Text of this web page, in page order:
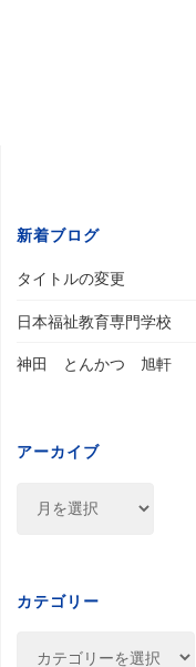
新着ブログ
タイトルの変更
日本福祉教育専門学校
神田 とんかつ 旭軒
アーカイブ
ブ
カテゴリー